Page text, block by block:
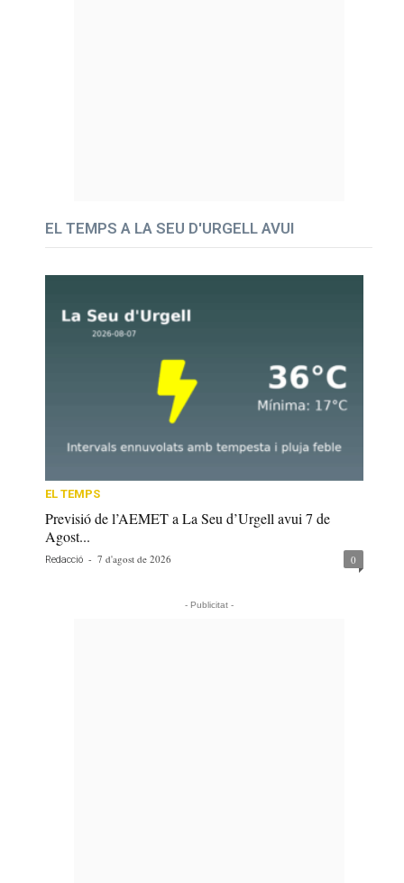
EL TEMPS A LA SEU D'URGELL AVUI
EL TEMPS
Previsió de l’AEMET a La Seu d’Urgell avui 7 de
Agost...
Redacció - 7 d'agost de 2026 0
- Publicitat -